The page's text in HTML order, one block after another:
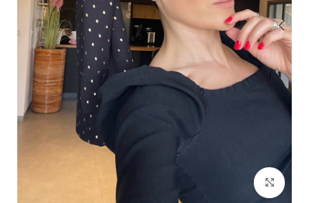
Click to enlarge